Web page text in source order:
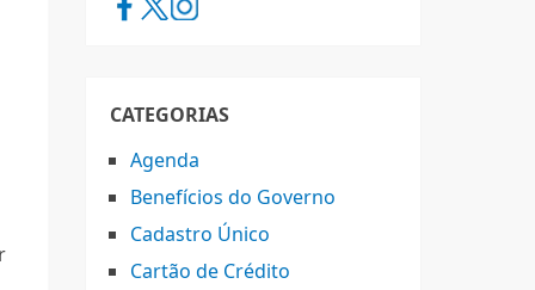
CATEGORIAS
Agenda
Benefícios do Governo
Cadastro Único
Cartão de Crédito